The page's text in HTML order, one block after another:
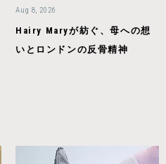
Aug 8, 2026
Hairy Maryが紡ぐ、母への想
いとロンドンの反骨精神